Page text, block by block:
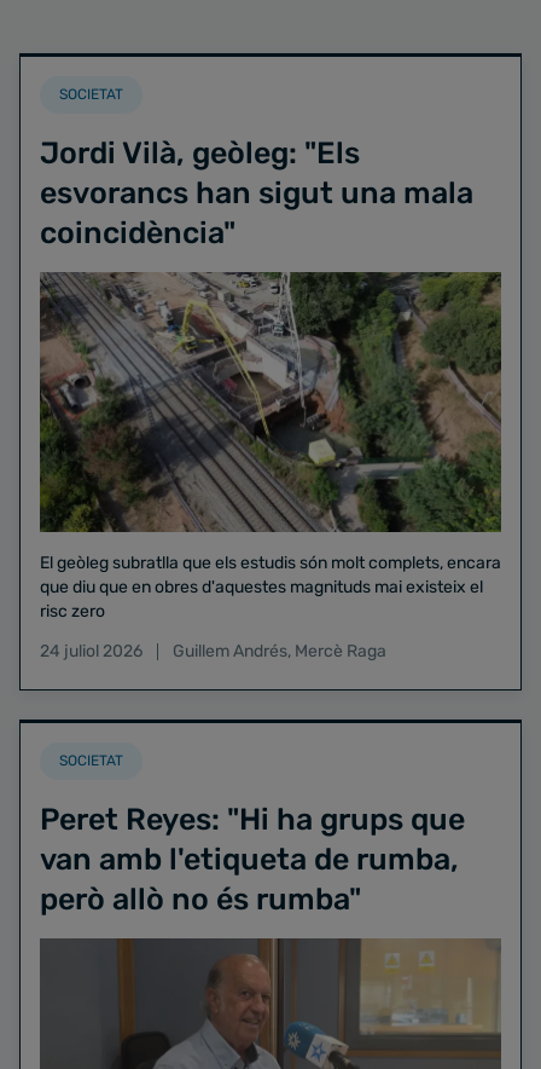
SOCIETAT
Jordi Vilà, geòleg: "Els
esvorancs han sigut una mala
coincidència"
El geòleg subratlla que els estudis són molt complets, encara
que diu que en obres d'aquestes magnituds mai existeix el
risc zero
24 juliol 2026
Guillem Andrés, Mercè Raga
SOCIETAT
Peret Reyes: "Hi ha grups que
van amb l'etiqueta de rumba,
però allò no és rumba"